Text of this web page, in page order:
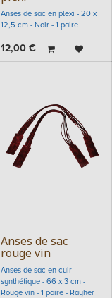
Anses de sac en plexi - 20 x
12,5 cm - Noir - 1 paire
12,00€
Anses de sac
rouge vin
Anses de sac en cuir
synthétique - 66 x 3 cm -
Rouge vin - 1 paire - Rayher